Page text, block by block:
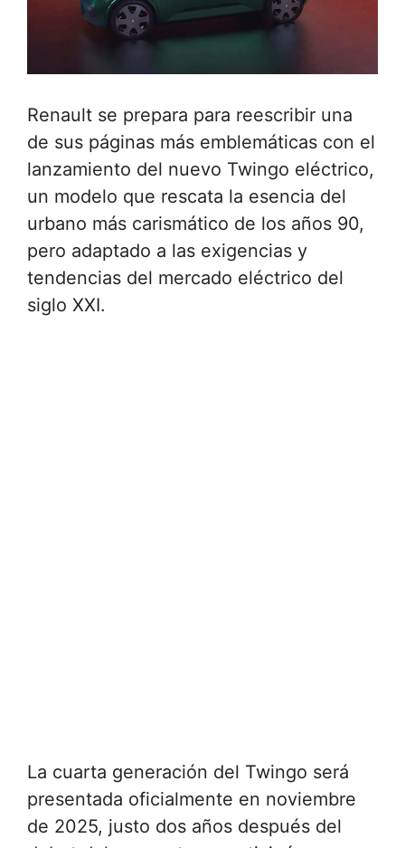
Renault se prepara para reescribir una
de sus páginas más emblemáticas con el
lanzamiento del nuevo Twingo eléctrico,
un modelo que rescata la esencia del
urbano más carismático de los años 90,
pero adaptado a las exigencias y
tendencias del mercado eléctrico del
siglo XXI.
La cuarta generación del Twingo será
presentada oficialmente en noviembre
de 2025, justo dos años después del